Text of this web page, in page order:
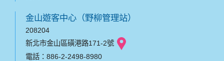
金山遊客中心（野柳管理站）
208204
新北市金山區磺港路171-2號
電話：886-2-2498-8980